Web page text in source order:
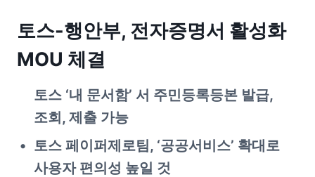
토스-행안부, 전자증명서 활성화
MOU 체결
토스 ‘내 문서함’ 서 주민등록등본 발급,
조회, 제출 가능
토스 페이퍼제로팀, ‘공공서비스’ 확대로
사용자 편의성 높일 것